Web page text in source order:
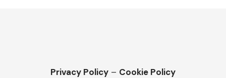
Privacy Policy – Cookie Policy